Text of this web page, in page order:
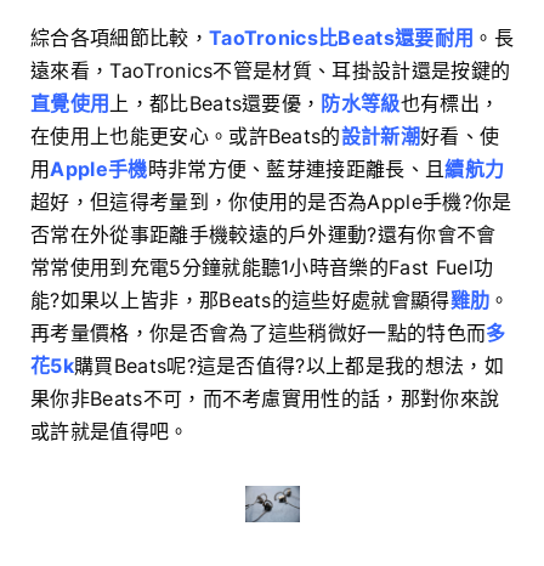
綜合各項細節比較， TaoTronics比Beats還要耐用 。長
遠來看，TaoTronics不管是材質、耳掛設計還是按鍵的
直覺使用 上，都比Beats還要優， 防水等級也有標出，
在使用上也能更安心。或許Beats的設計新潮好看、使
用Apple手機時非常方便、藍芽連接距離長、且續航力
超好，但這得考量到，你使用的是否為Apple手機?你是
否常在外從事距離手機較遠的戶外運動?還有你會不會
常常使用到充電5分鐘就能聽1小時音樂的Fast Fuel功
能?如果以上皆非，那Beats的這些好處就會顯得雞肋 。
再考量價格，你是否會為了這些稍微好一點的特色而多
花5k購買Beats呢?這是否值得?以上都是我的想法，如
果你非Beats不可，而不考慮實用性的話，那對你來說
或許就是值得吧。